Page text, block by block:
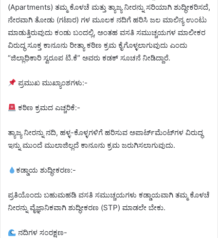
(Apartments) ತಮ್ಮ ಕೊಳಚೆ ಮತ್ತು ತ್ಯಾಜ್ಯ ನೀರನ್ನು ಸರಿಯಾಗಿ ಶುದ್ಧೀಕರಿಸದೆ,
ನೇರವಾಗಿ ತೋಡು (ಗಟಾರ) ಗಳ ಮೂಲಕ ನದಿಗೆ ಹರಿಸಿ ಜಲ ಮಾಲಿನ್ಯ ಉಂಟು
ಮಾಡುತ್ತಿರುವುದು ಕಂಡು ಬಂದಲ್ಲಿ, ಅಂತಹ ವಸತಿ ಸಮುಚ್ಚಯಗಳ ಮಾಲೀಕರ
ವಿರುದ್ಧ ಸೂಕ್ತ ಕಾನೂನು ರೀತ್ಯಾ ಕಠಿಣ ಕ್ರಮ ಕೈಗೊಳ್ಳಲಾಗುವುದು ಎಂದು
“ಜಿಲ್ಲಾಧಿಕಾರಿ ಸ್ವರೂಪ ಟಿ.ಕೆ” ಅವರು ಕಡಕ್ ಸೂಚನೆ ನೀಡಿದ್ದಾರೆ.
ಪ್ರಮುಖ ಮುಖ್ಯಾಂಶಗಳು:-
ಕಠಿಣ ಕ್ರಮದ ಎಚ್ಚರಿಕೆ:-
ತ್ಯಾಜ್ಯ ನೀರನ್ನು ನದಿ, ಹಳ್ಳ-ಕೊಳ್ಳಗಳಿಗೆ ಹರಿಸುವ ಅಪಾರ್ಟ್‌ಮೆಂಟ್‌ಗಳ ವಿರುದ್ಧ
ಇನ್ನು ಮುಂದೆ ಮುಲಾಜಿಲ್ಲದೆ ಕಾನೂನು ಕ್ರಮ ಜರುಗಿಸಲಾಗುವುದು.
ಕಡ್ಡಾಯ ಶುದ್ಧೀಕರಣ:-
ಪ್ರತಿಯೊಂದು ಬಹುಮಹಡಿ ವಸತಿ ಸಮುಚ್ಚಯಗಳು ಕಡ್ಡಾಯವಾಗಿ ತಮ್ಮ ಕೊಳಚೆ
ನೀರನ್ನು ವೈಜ್ಞಾನಿಕವಾಗಿ ಶುದ್ಧೀಕರಣ (STP) ಮಾಡಲೇ ಬೇಕು.
ನದಿಗಳ ಸಂರಕ್ಷಣ-